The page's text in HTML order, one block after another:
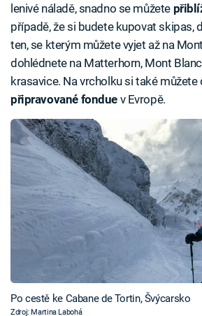
lenivé náladě, snadno se můžete
případě, že si budete kupovat skipas,
ten, se kterým můžete vyjet až na
dohlédnete na Matterhorn, Mont
krasavice. Na vrcholku si také
připravované fonduev Evropě.
Po cestě ke Cabane de Tortin, Švýcarsko
Zdroj: Martina Labohá